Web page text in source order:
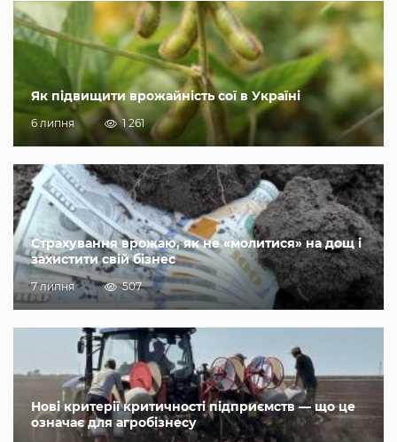
Як підвищити врожайність сої в Україні
6 липня 1 261
Страхування врожаю, як не «молитися» на дощ і
захистити свій бізнес
7 липня 507
Нові критерії критичності підприємств — що це
означає для агробізнесу